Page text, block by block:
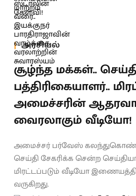
அரசியல்
சூழ்ந்த மக்கள்..
பத்திரிகையாளர்..
அமைச்சரின்
வைரலாகும் வீடியோ!
அமைச்சர் பர்வேஸ் கலந்துகொண்ட
செய்தி சேகரிக்க சென்ற
மிரட்டப்படும் வீடியோ
வருகிறது.